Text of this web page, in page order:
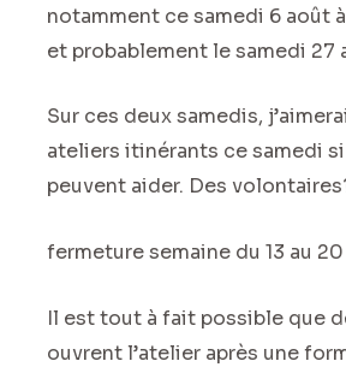
notamment ce samedi 6 août
et probablement le samedi 27
Sur ces deux samedis,
ateliers itinérants ce samedi
peuvent aider. Des
fermeture semaine du 13 au
Il est tout à fait possible que
ouvrent l’atelier après une